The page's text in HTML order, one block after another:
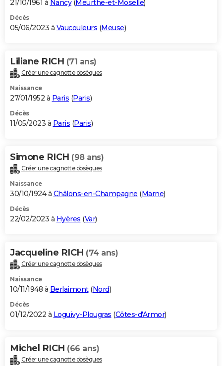
21/10/1961 à Nancy(Meurthe-et-Moselle)
Décès
05/06/2023 à Vaucouleurs (Meuse)
Liliane RICH (71 ans)
Créer une cagnotte obsèques
Naissance
27/01/1952 à Paris (Paris)
Décès
11/05/2023 à Paris (Paris)
Simone RICH (98 ans)
Créer une cagnotte obsèques
Naissance
30/10/1924 à Châlons-en-Champagne (Marne)
Décès
22/02/2023 à Hyères (Var)
Jacqueline RICH (74 ans)
Créer une cagnotte obsèques
Naissance
10/11/1948 à Berlaimont(Nord)
Décès
01/12/2022 à Loguivy-Plougras (Côtes-d'Armor)
Michel RICH (66 ans)
Créer une cagnotte obsèques